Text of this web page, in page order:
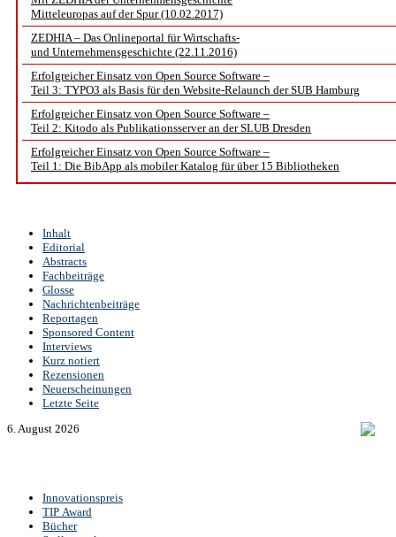
Mitteleuropas auf der Spur (10.02.2017)
ZEDHIA – Das Onlineportal für Wirtschafts-
und Unternehmensgeschichte (22.11.2016)
Erfolgreicher Einsatz von Open Source Software –
Teil 3: TYPO3 als Basis für den Website-Relaunch der SUB Hamburg
Erfolgreicher Einsatz von Open Source Software –
Teil 2: Kitodo als Publikationsserver an der SLUB Dresden
Erfolgreicher Einsatz von Open Source Software –
Teil 1: Die BibApp als mobiler Katalog für über 15 Bibliotheken
Inhalt
Editorial
Abstracts
Fachbeiträge
Glosse
Nachrichtenbeiträge
Reportagen
Sponsored Content
Interviews
Kurz notiert
Rezensionen
Neuerscheinungen
Letzte Seite
6. August 2026
Innovationspreis
TIP Award
Bücher